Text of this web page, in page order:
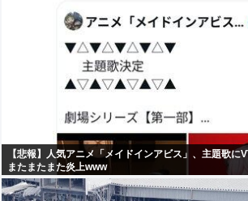
【悲報】人気アニメ「メイドインアビス」、主題歌に
またまたまた炎上www